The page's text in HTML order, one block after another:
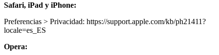
Safari, iPad y iPhone:
Preferencias > Privacidad: https://support.apple.com/kb/ph21411?
locale=es_ES
Opera: